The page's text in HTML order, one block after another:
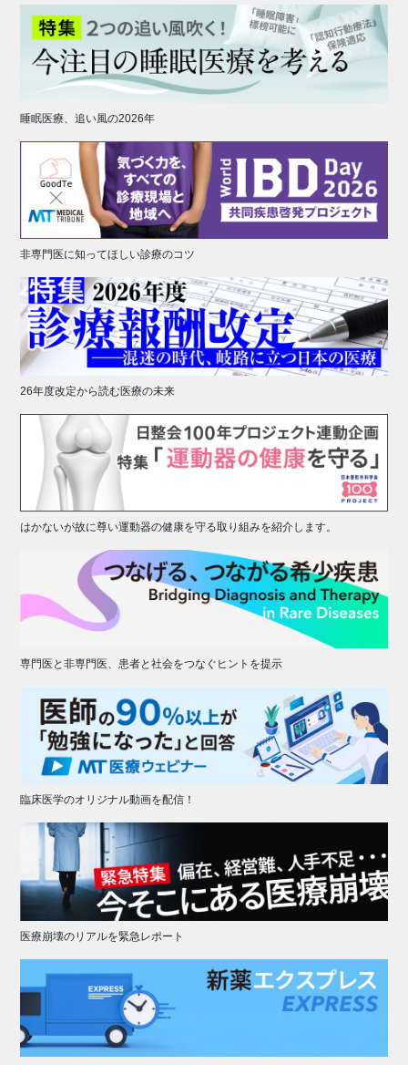
睡眠医療、追い風の2026年
非専門医に知ってほしい診療のコツ
26年度改定から読む医療の未来
はかないが故に尊い運動器の健康を守る取り組みを紹介します。
専門医と非専門医、患者と社会をつなぐヒントを提示
臨床医学のオリジナル動画を配信！
医療崩壊のリアルを緊急レポート